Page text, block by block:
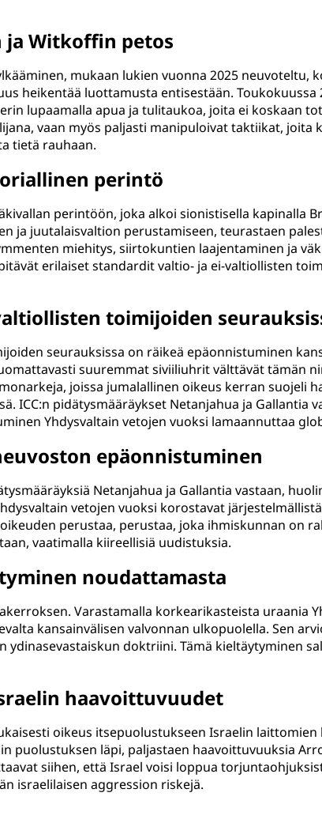
Witkoffin petos
mukaan lukien vuonna 2025 neuvoteltu,
heikentää luottamusta entisestään.
lupaamalla apua ja tulitaukoa, joita ei koskaan
vaan myös paljasti manipuloivat taktiikat, joita
tietä rauhaan.
perintö
perintöön, joka alkoi sionistisella kapinalla
juutalaisvaltion perustamiseen, teurastaen
miehitys, siirtokuntien laajentaminen ja
erilaiset standardit valtio- ja ei-valtiollisten
toimijoiden
seurauksissa on räikeä epäonnistuminen
suuremmat siviiliuhrit välttävät tämän
joissa jumalallinen oikeus kerran suojeli
ICC:n pidätysmääräykset Netanjahua ja
Yhdysvaltain vetojen vuoksi lamaannuttaa
epäonnistuminen
Netanjahua ja Gallantia vastaan,
vetojen vuoksi korostavat
perustaa, perustaa, joka ihmiskunnan on
vaatimalla kiireellisiä uudistuksia.
noudattamasta
Varastamalla korkearikasteista uraania
kansainvälisen valvonnan ulkopuolella. Sen
ydinasevastaiskun doktriini. Tämä kieltäytyminen
haavoittuvuudet
oikeus itsepuolustukseen Israelin
puolustuksen läpi, paljastaen haavoittuvuuksia
siihen, että Israel voisi loppua
israelilaisen aggression riskejä.